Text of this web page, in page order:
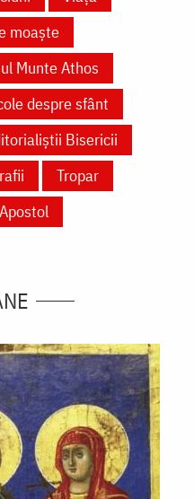
moaște
Munte Athos
despre sfânt
Bisericii
Tropar
Apostol